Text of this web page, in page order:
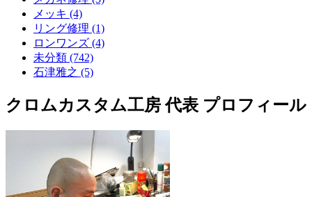
メッキ (4)
リング修理 (1)
ロンワンズ (4)
未分類 (742)
石津雅之 (5)
クロムカスタム工房 代表 プロフィール